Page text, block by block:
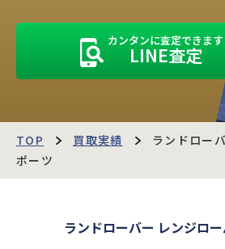
お客様の声
運営会社
最強
カンタンに査定できます
LINE査定
TOP 買取実績
ランドロー
ポーツ
ランドローバー レンジロ